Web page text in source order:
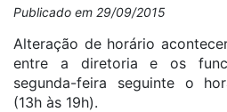
Publicado em 29/09/2015
Alteração de horário
entre a diretoria e os
segunda-feira seguinte o
(13h às 19h).